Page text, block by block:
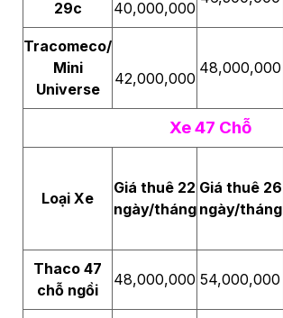
29c
40,000,000
Tracomeco/
Mini
Universe
42,000,000
48,000,000
Xe 47 Chỗ
Loại Xe
Giá thuê 22
ngày/tháng
Giá thuê 26
ngày/tháng
Thaco 47
chỗ ngồi
48,000,000 54,000,000